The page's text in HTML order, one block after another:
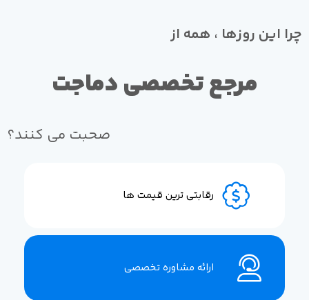
چرا این روزها ، همه از
مرجع تخصصی دماجت
صحبت می کنند؟
رقابتی ترین قیمت ها
ارائه مشاوره تخصصی